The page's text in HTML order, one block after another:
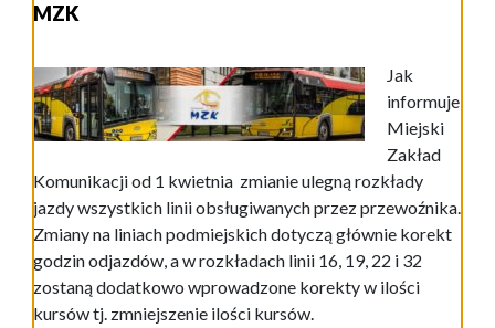
MZK
Jak
informuje
Miejski
Zakład
Komunikacji od 1 kwietnia zmianie ulegną rozkłady
jazdy wszystkich linii obsługiwanych przez przewoźnika.
Zmiany na liniach podmiejskich dotyczą głównie korekt
godzin odjazdów, a w rozkładach linii 16, 19, 22 i 32
zostaną dodatkowo wprowadzone korekty w ilości
kursów tj. zmniejszenie ilości kursów.